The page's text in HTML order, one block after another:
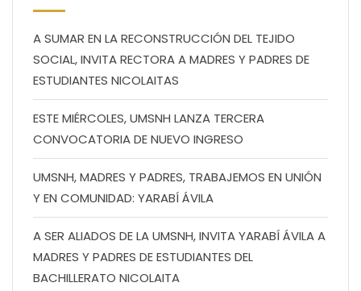
A SUMAR EN LA RECONSTRUCCIÓN DEL TEJIDO
SOCIAL, INVITA RECTORA A MADRES Y PADRES DE
ESTUDIANTES NICOLAITAS
ESTE MIÉRCOLES, UMSNH LANZA TERCERA
CONVOCATORIA DE NUEVO INGRESO
UMSNH, MADRES Y PADRES, TRABAJEMOS EN UNIÓN
Y EN COMUNIDAD: YARABÍ ÁVILA
A SER ALIADOS DE LA UMSNH, INVITA YARABÍ ÁVILA A
MADRES Y PADRES DE ESTUDIANTES DEL
BACHILLERATO NICOLAITA